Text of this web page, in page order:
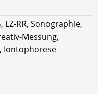
RR, Sonographie,
Messung,
Iontophorese